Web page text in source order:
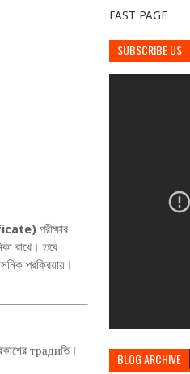
পরীক্ষার
রাখে। তবে
প্রক্রিয়ায়।
традиতি।
FAST PAGE
SUBSCRIBE US
BLOG ARCHIVE